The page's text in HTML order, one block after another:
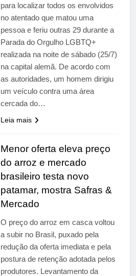
para localizar todos os envolvidos
no atentado que matou uma
pessoa e feriu outras 29 durante a
Parada do Orgulho LGBTQ+
realizada na noite de sábado (25/7)
na capital alemã. De acordo com
as autoridades, um homem dirigiu
um veículo contra uma área
cercada do…
Leia mais
Menor oferta eleva preço
do arroz e mercado
brasileiro testa novo
patamar, mostra Safras &
Mercado
O preço do arroz em casca voltou
a subir no Brasil, puxado pela
redução da oferta imediata e pela
postura de retenção adotada pelos
produtores. Levantamento da